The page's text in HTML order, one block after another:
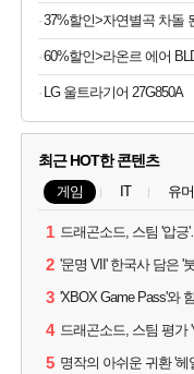
LG 울트라기어 27G850A
최근 HOT한 콘텐츠
게임 IT 유머
1
2
3
4
5